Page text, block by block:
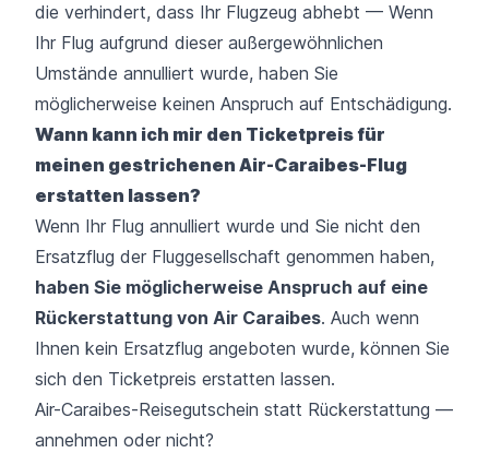
die verhindert, dass Ihr Flugzeug abhebt — Wenn
Ihr Flug aufgrund dieser außergewöhnlichen
Umstände annulliert wurde, haben Sie
möglicherweise keinen Anspruch auf Entschädigung.
Wann kann ich mir den Ticketpreis für
meinen gestrichenen Air-Caraibes-Flug
erstatten lassen?
Wenn Ihr Flug annulliert wurde und Sie nicht den
Ersatzflug der Fluggesellschaft genommen haben,
haben Sie möglicherweise Anspruch auf eine
Rückerstattung von Air Caraibes. Auch wenn
Ihnen kein Ersatzflug angeboten wurde, können Sie
sich den Ticketpreis erstatten lassen.
Air-Caraibes-Reisegutschein statt Rückerstattung —
annehmen oder nicht?